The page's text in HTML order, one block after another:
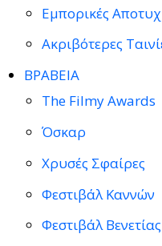
Εμπορικές
Ακριβότερες
ΒΡΑΒΕΙΑ
The Filmy Awards
Όσκαρ
Χρυσές Σφαίρες
Φεστιβάλ Καννών
Φεστιβάλ Βενετίας